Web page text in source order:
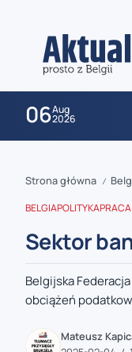
06Aug
2026
zaobserwuj nas
zaobserwuj nas
Strona główna /
BELGIAPOLITYKA
Sektor
Belgijska
obciążeń
Mateusz